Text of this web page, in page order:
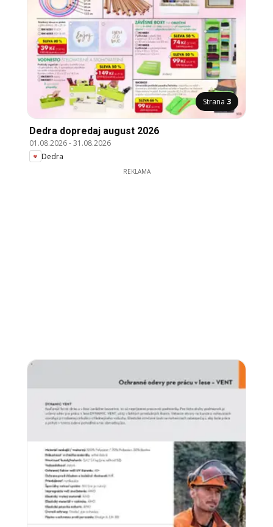
Strana 3
Dedra dopredaj august 2026
01.08.2026-31.08.2026
Dedra
REKLAMA